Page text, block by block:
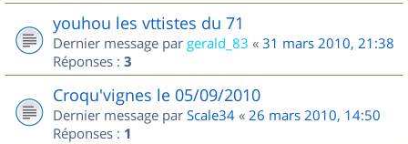
youhou les vttistes du 71
Dernier message par gerald_83 « 31 mars 2010, 21:38
Réponses : 3
Croqu'vignes le 05/09/2010
Dernier message par Scale34 « 26 mars 2010, 14:50
Réponses : 1